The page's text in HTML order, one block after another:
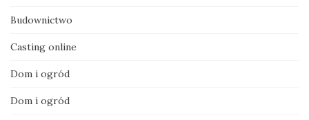
Budownictwo
Casting online
Dom i ogród
Dom i ogród